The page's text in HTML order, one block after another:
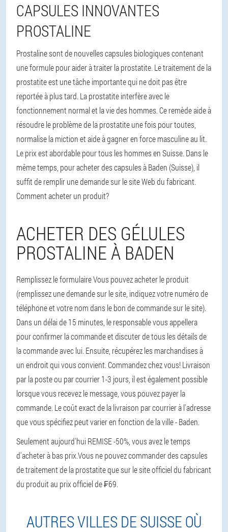
CAPSULES INNOVANTES
PROSTALINE
Prostaline sont de nouvelles capsules biologiques contenant
une formule pour aider à traiter la prostatite. Le traitement de la
prostatite est une tâche importante qui ne doit pas être
reportée à plus tard. La prostatite interfère avec le
fonctionnement normal et la vie des hommes. Ce remède aide à
résoudre le problème de la prostatite une fois pour toutes,
normalise la miction et aide à gagner en force masculine au lit.
Le prix est abordable pour tous les hommes en Suisse. Dans le
même temps, pour acheter des capsules à Baden (Suisse), il
suffit de remplir une demande sur le site Web du fabricant.
Comment acheter un produit?
ACHETER DES GÉLULES
PROSTALINE À BADEN
Remplissez le formulaire Vous pouvez acheter le produit
(remplissez une demande sur le site, indiquez votre numéro de
téléphone et votre nom dans le bon de commande sur le site).
Dans un délai de 15 minutes, le responsable vous appellera
pour confirmer la commande et discuter de tous les détails de
la commande avec lui. Ensuite, récupérez les marchandises à
un endroit qui vous convient. Commandez chez vous! Livraison
par la poste ou par courrier 1-3 jours, il est également possible
lorsque vous recevez le message, vous pouvez payer la
commande. Le coût exact de la livraison par courrier à l'adresse
que vous spécifiez peut varier en fonction de la ville - Baden.
Seulement aujourd'hui REMISE -50%, vous avez le temps
d'acheter à bas prix.Vous ne pouvez commander des capsules
de traitement de la prostatite que sur le site officiel du fabricant
du produit au prix officiel de ₣69.
AUTRES VILLES DE SUISSE OÙ